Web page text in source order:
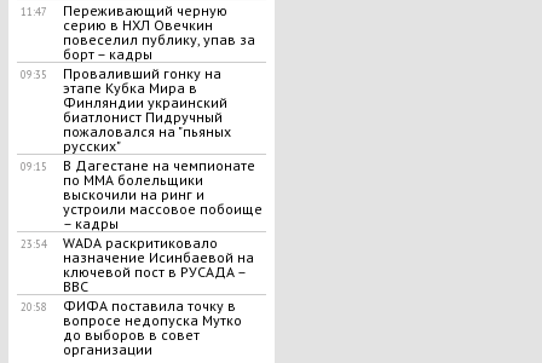
11:47
Переживающий черную
серию в НХЛ Овечкин
повеселил публику, упав за
борт – кадры
09:35
Проваливший гонку на
этапе Кубка Мира в
Финляндии украинский
биатлонист Пидручный
пожаловался на "пьяных
русских"
09:15
В Дагестане на чемпионате
по ММА болельщики
выскочили на ринг и
устроили массовое побоище
– кадры
23:54
WADA раскритиковало
назначение Исинбаевой на
ключевой пост в РУСАДА –
BBC
20:58
ФИФА поставила точку в
вопросе недопуска Мутко
до выборов в совет
организации